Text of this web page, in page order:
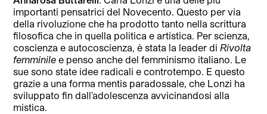
importanti pensatrici del Novecento. Questo per via
della rivoluzione che ha prodotto tanto nella scrittura
filosofica che in quella politica e artistica. Per scienza,
coscienza e autocoscienza, è stata la leader diRivolta
femminile e penso anche del femminismo italiano. Le
sue sono state idee radicali e controtempo. E questo
grazie a una forma mentis paradossale, che Lonzi ha
sviluppato fin dall’adolescenza avvicinandosi alla
mistica.